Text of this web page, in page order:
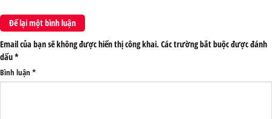
Để lại một bình luận
Email của bạn sẽ không được hiển thị công khai. Các trường bắt buộc được đánh
dấu*
Bình luận *